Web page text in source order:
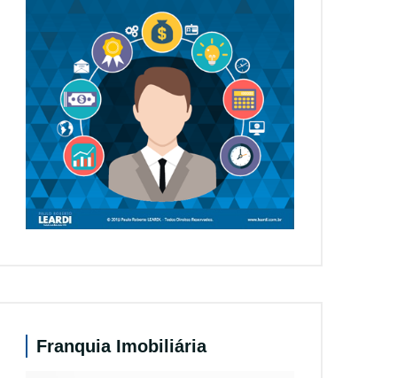
Franquia Imobiliária